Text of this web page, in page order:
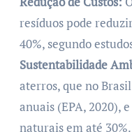
resíduos pode
40%, segundo
Sustentabilidade
aterros, que no
anuais (EPA, 2020),
naturais em até 30%.